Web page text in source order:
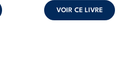
VOIR CE LIVRE